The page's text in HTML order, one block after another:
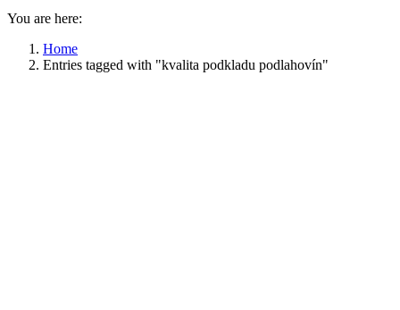
You are here:
Home
Entries tagged with "kvalita podkladu podlahovín"